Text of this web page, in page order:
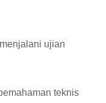
ujian
teknis